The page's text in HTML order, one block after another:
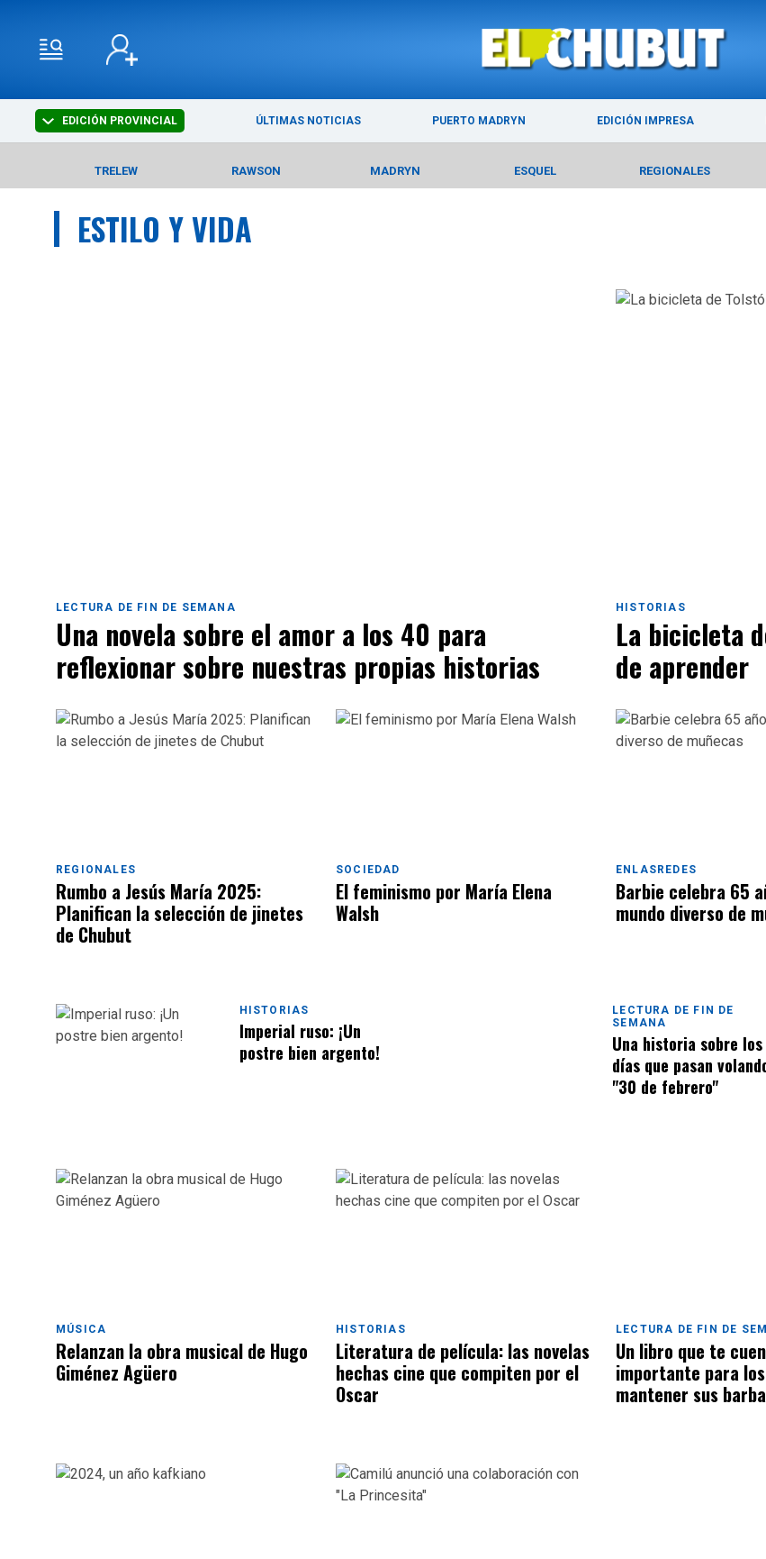
EDICIÓN PROVINCIAL ÚLTIMAS NOTICIAS PUERTO MADRYN EDICIÓN IMPRESA
ÚLTIMAS NOTICIAS PUERTO
TRELEW RAWSON MADRYN ESQUEL REGIONALES
ESTILO Y VIDA
LECTURA DE FIN DE SEMANA
Una novela sobre el amor a los 40 para
reflexionar sobre nuestras propias historias
HISTORIAS
La bicicleta
de aprender
REGIONALES
Rumbo a Jesús María 2025:
Planifican la selección de jinetes
de Chubut
SOCIEDAD
El feminismo por María Elena
Walsh
ENLASREDES
Barbie celebra 65
mundo diverso de
HISTORIAS
Imperial ruso: ¡Un
postre bien argento!
LECTURA DE FIN DE
SEMANA
Una historia sobre los
días que pasan
"30 de febrero"
MÚSICA
Relanzan la obra musical de Hugo
Giménez Agüero
HISTORIAS
Literatura de película: las novelas
hechas cine que compiten por el
Oscar
LECTURA DE FIN DE
Un libro que te
importante para
mantener sus